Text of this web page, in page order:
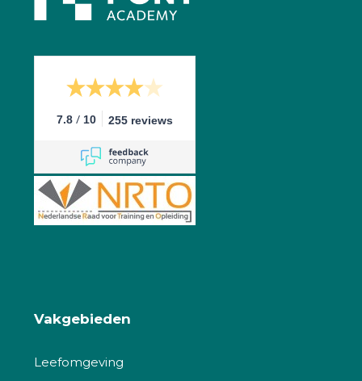
7.8 / 10 255 reviews
Vakgebieden
Leefomgeving